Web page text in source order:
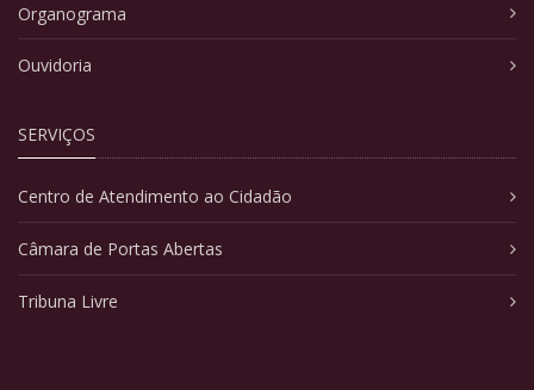
Organograma
Ouvidoria
SERVIÇOS
Centro de Atendimento ao Cidadão
Câmara de Portas Abertas
Tribuna Livre